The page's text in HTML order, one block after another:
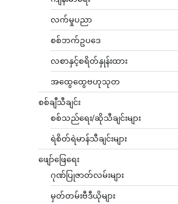
လက်မှုပညာ
စစ်ဘက်ဥပဒေ
လစာနှင့်စရိတ်နှုန်းထား
အထွေထွေဗဟုသုတ
စစ်ချီသီချင်း
စစ်သည်ရေး/ဆိုသီချင်းများ
ရဲစိတ်ရဲမာန်သီချင်းများ
ဖျော်ဖြေရေး
ဂုဏ်ပြုဇာတ်လမ်းများ
မှတ်တမ်းဗီဒီယိုများ